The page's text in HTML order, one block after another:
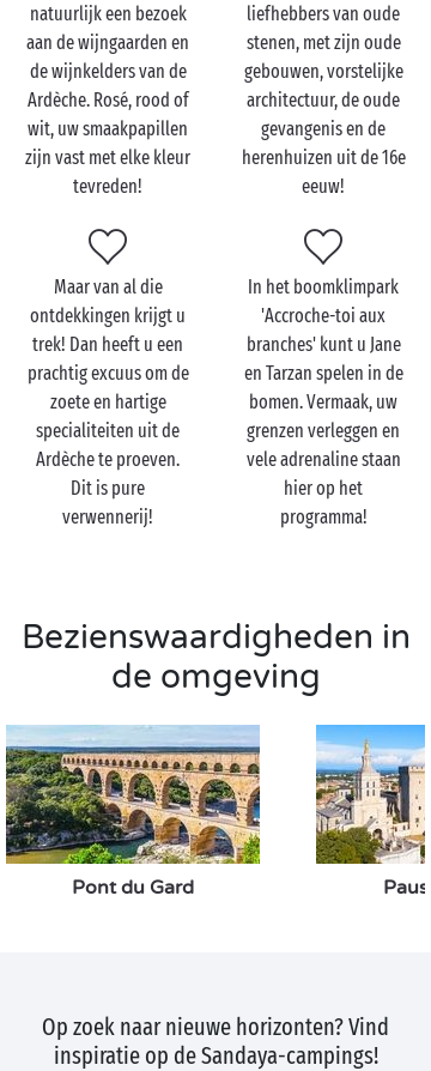
moedigsten, er zijn duizend-en-één manieren om de
Ardèche en zijn schatten
met z'n tweetjeste
verkennen. Op het land heeft uw romantische
verblijf als achtergrond
, twee
dorpen die tot de 'mooiste dorpen van Frankrijk'
worden gerekend en die rechtstreeks uit een
veel romantiek!
Een andere romantische locatie: de
Gorges de l’Ardèche, die u in een kanokunt
verkennen. Een tochtje over het water met uw lief, in
een adembenemende natuurlijke omgeving: dat is
een mooi romantisch moment dat u niet snel zult
vergeten!
natuurlijk een bezoek
aan de wijngaarden en
de wijnkelders van de
Ardèche. Rosé, rood of
wit, uw smaakpapillen
zijn vast met elke kleur
tevreden!
liefhebbers van oude
stenen, met zijn oude
gebouwen, vorstelijke
architectuur, de oude
gevangenis en de
herenhuizen uit de 16e
eeuw!
Maar van al die
ontdekkingen krijgt u
trek! Dan heeft u een
prachtig excuus om de
zoete en hartige
specialiteiten uit de
Ardèche te proeven.
Dit is pure
verwennerij!
In het boomklimpark
'Accroche-toi aux
branches' kunt u Jane
en Tarzan spelen in de
bomen. Vermaak, uw
grenzen verleggen en
vele adrenaline staan
hier op het
programma!
Bezienswaardigheden in
de omgeving
Pont du Gard
Op zoek naar nieuwe horizonten? Vind
inspiratie op de Sandaya-campings!